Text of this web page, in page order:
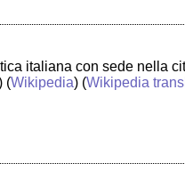
italiana con sede nella
(Wikipedia) (Wikipedia